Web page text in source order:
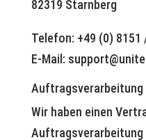
82319 Starnberg
Telefon: +49 (0) 8151
E-Mail:
Auftragsverarbeitung
Wir haben einen
Auftragsverarbeitung